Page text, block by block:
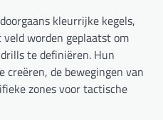
kleurrijke kegels,
worden geplaatst om
te definiëren. Hun
creëren, de bewegingen van
zones voor tactische